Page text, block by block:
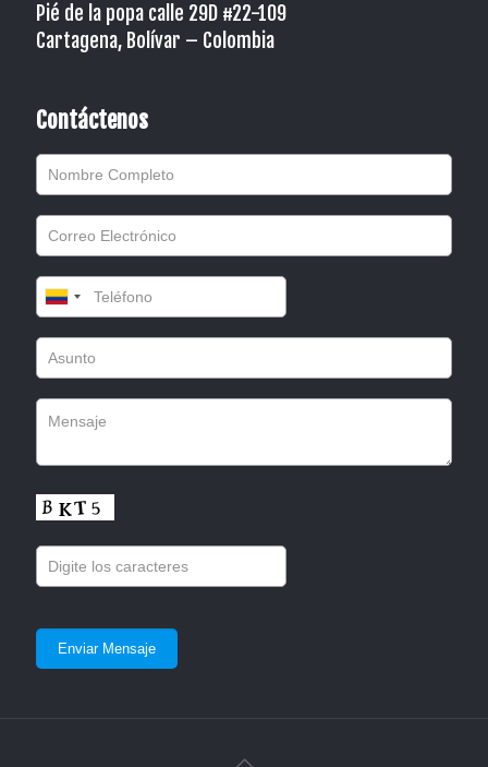
Pié de la popa calle 29D #22-109
Cartagena, Bolívar – Colombia
Contáctenos